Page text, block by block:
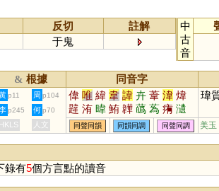
反切
註解
于鬼
中
古
音
& 根據 同音字
p11 周 p104 偉 唯 緯 韋 諱 卉 葦 湋 煒
韙 洧 暐 鮪 韡 蘤 蒍 痏 瀢
薳 濻 儰 徫 椲 蓶 踓 鍏 撱
瑋
p245 何 p70
HKLS 人文 同聲同韻 同韻同調 同聲同調 美玉
錄有5個方言點的讀音